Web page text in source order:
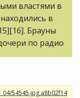
властями в
в
Брауны
по радио